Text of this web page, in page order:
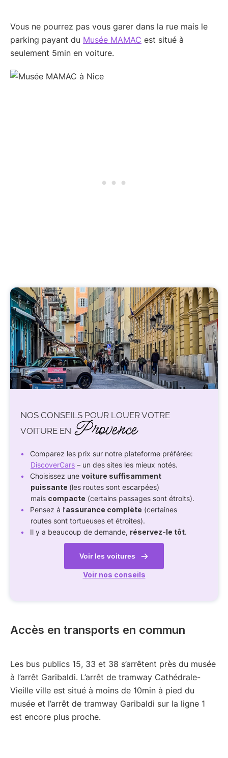
Vous ne pourrez pas vous garer dans la rue mais le
parking payant du Musée MAMAC est situé à
seulement 5min en voiture.
NOS CONSEILS POUR LOUER VOTRE
VOITURE EN Provence
Comparez les prix sur notre plateforme préférée:
DiscoverCars – un des sites les mieux notés.
Choisissez une voiture suffisamment
puissante (les routes sont escarpées)
mais compacte (certains passages sont étroits).
Pensez à l’assurance complète (certaines
routes sont tortueuses et étroites).
Il y a beaucoup de demande, réservez-le tôt.
Voir les voitures
Voir nos conseils
Accès en transports en commun
Les bus publics 15, 33 et 38 s’arrêtent près du musée
à l’arrêt Garibaldi. L’arrêt de tramway Cathédrale-
Vieille ville est situé à moins de 10min à pied du
musée et l’arrêt de tramway Garibaldi sur la ligne 1
est encore plus proche.